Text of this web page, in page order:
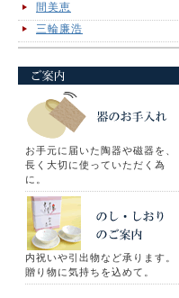
間美恵
三輪廉浩
お手元に届いた陶器や磁器を、
長く大切に使っていただく為
に。
内祝いや引出物など承ります。
贈り物に気持ちを込めて。